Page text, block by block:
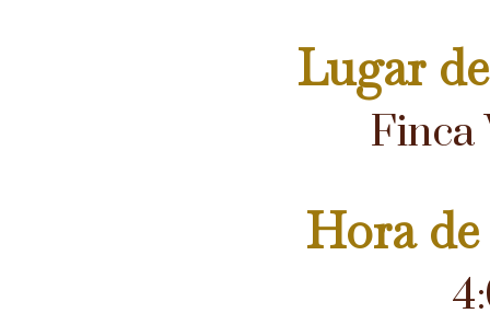
Lugar
Finca
Hora